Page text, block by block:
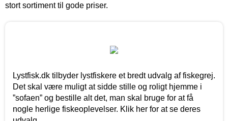
stort sortiment til gode priser.
Lystfisk.dk tilbyder lystfiskere et bredt udvalg af fiskegrej.
Det skal være muligt at sidde stille og roligt hjemme i
”sofaen” og bestille alt det, man skal bruge for at få
nogle herlige fiskeoplevelser. Klik her for at se deres